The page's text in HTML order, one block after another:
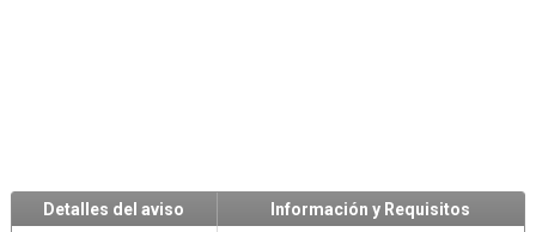
Detalles del aviso
Información y Requisitos